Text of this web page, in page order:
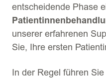
entscheidende Phase
unserer erfahrenen
Sie, Ihre ersten
In der Regel führen